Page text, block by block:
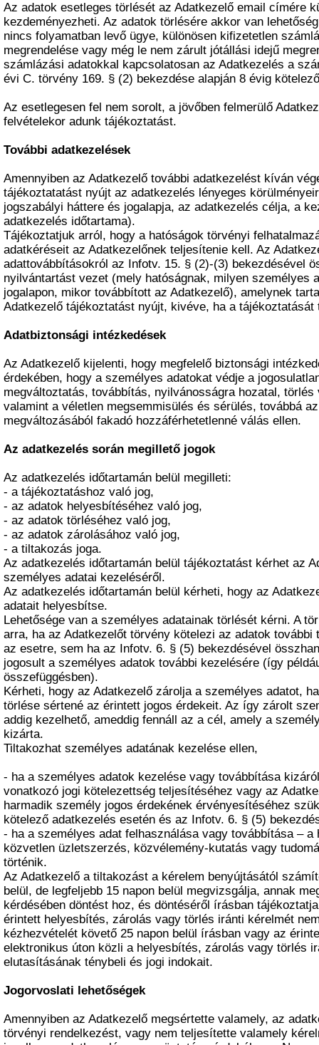
Az adatok esetleges törlését az Adatkezelő email címére
kezdeményezheti. Az adatok törlésére akkor van
nincs folyamatban levő ügye, különösen kifizetetlen
megrendelése vagy még le nem zárult jótállási idejű
számlázási adatokkal kapcsolatosan az Adatkezelés a
évi C. törvény 169. § (2) bekezdése alapján 8 évig
Az esetlegesen fel nem sorolt, a jövőben felmerülő
felvételekor adunk tájékoztatást.
További adatkezelések
Amennyiben az Adatkezelő további adatkezelést kíván
tájékoztatatást nyújt az adatkezelés lényeges
jogszabályi háttere és jogalapja, az adatkezelés célja, a
adatkezelés időtartama).
Tájékoztatjuk arról, hogy a hatóságok törvényi
adatkéréseit az Adatkezelőnek teljesítenie kell. Az
adattovábbításokról az Infotv. 15. § (2)-(3) bekezdésével
nyilvántartást vezet (mely hatóságnak, milyen személyes
jogalapon, mikor továbbított az Adatkezelő), amelynek
Adatkezelő tájékoztatást nyújt, kivéve, ha a
Adatbiztonsági intézkedések
Az Adatkezelő kijelenti, hogy megfelelő biztonsági
érdekében, hogy a személyes adatokat védje a
megváltoztatás, továbbítás, nyilvánosságra hozatal,
valamint a véletlen megsemmisülés és sérülés, továbbá
megváltozásából fakadó hozzáférhetetlenné válás ellen.
Az adatkezelés során megillető jogok
Az adatkezelés időtartamán belül megilleti:
- a tájékoztatáshoz való jog,
- az adatok helyesbítéséhez való jog,
- az adatok törléséhez való jog,
- az adatok zárolásához való jog,
- a tiltakozás joga.
Az adatkezelés időtartamán belül tájékoztatást kérhet az
személyes adatai kezeléséről.
Az adatkezelés időtartamán belül kérheti, hogy az
adatait helyesbítse.
Lehetősége van a személyes adatainak törlését kérni. A
arra, ha az Adatkezelőt törvény kötelezi az adatok további
az esetre, sem ha az Infotv. 6. § (5) bekezdésével
jogosult a személyes adatok további kezelésére (így
összefüggésben).
Kérheti, hogy az Adatkezelő zárolja a személyes adatot,
törlése sértené az érintett jogos érdekeit. Az így zárolt
addig kezelhető, ameddig fennáll az a cél, amely a
kizárta.
Tiltakozhat személyes adatának kezelése ellen,
- ha a személyes adatok kezelése vagy továbbítása
vonatkozó jogi kötelezettség teljesítéséhez vagy az
harmadik személy jogos érdekének érvényesítéséhez
kötelező adatkezelés esetén és az Infotv. 6. § (5)
- ha a személyes adat felhasználása vagy továbbítása – a
közvetlen üzletszerzés, közvélemény-kutatás vagy
történik.
Az Adatkezelő a tiltakozást a kérelem benyújtásától
belül, de legfeljebb 15 napon belül megvizsgálja, annak
kérdésében döntést hoz, és döntéséről írásban
érintett helyesbítés, zárolás vagy törlés iránti kérelmét
kézhezvételét követő 25 napon belül írásban vagy az
elektronikus úton közli a helyesbítés, zárolás vagy törlés
elutasításának ténybeli és jogi indokait.
Jogorvoslati lehetőségek
Amennyiben az Adatkezelő megsértette valamely, az
törvényi rendelkezést, vagy nem teljesítette valamely